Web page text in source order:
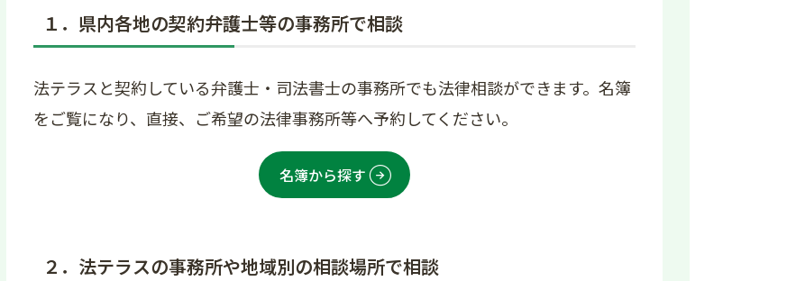
１．県内各地の契約弁護士等の事務所で相談
法テラスと契約している弁護士・司法書士の事務所でも法律相談ができます。名簿
をご覧になり、直接、ご希望の法律事務所等へ予約してください。
名簿から探す
２．法テラスの事務所や地域別の相談場所で相談